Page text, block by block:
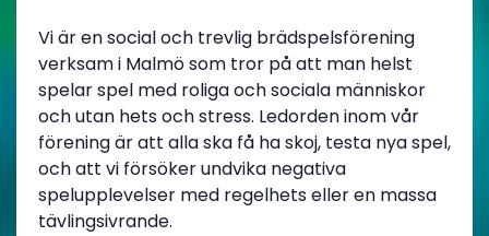
Vi är en social och trevlig brädspelsförening
verksam i Malmö som tror på att man helst
spelar spel med roliga och sociala människor
och utan hets och stress. Ledorden inom vår
förening är att alla ska få ha skoj, testa nya spel,
och att vi försöker undvika negativa
spelupplevelser med regelhets eller en massa
tävlingsivrande.